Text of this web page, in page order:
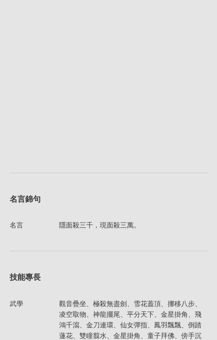
名言錦句
名言 隱面殺三千，現面殺三萬。
技能專長
武學
觀音疊坐、極殺無盡劍、雪花蓋頂、挪移八步、
凌空取物、神龍擺尾、平分天下、金星掛角、飛
鴻千瀉、金刀連環、仙女彈指、鳳羽飄飄、倒踏
蓮花、雙瞳翦水、金星掛角、童子拜佛、傍手沉